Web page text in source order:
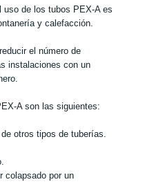
uso de los tubos PEX-A es
y calefacción.
el número de
instalaciones con un
A son las siguientes:
otros tipos de tuberías.
colapsado por un